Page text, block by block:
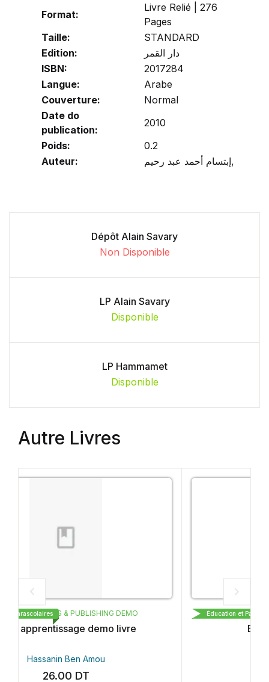
Format:
Livre Relié | 276
Pages
Taille:
STANDARD
Edition:
دار القمر
ISBN:
2017284
Langue:
Arabe
Couverture:
Normal
Date do
publication:
2010
Poids:
0.2
Auteur:
إبتسام أحمد عبد رحيم,
Dépôt Alain Savary
Non Disponible
LP Alain Savary
Disponible
LP Hammamet
Disponible
Autre Livres
CARTHAGE BOOKS & PUBLISHING DEMO
Essai publishing demo
Hassanin Ben Amou
Éducation et Parascolaires